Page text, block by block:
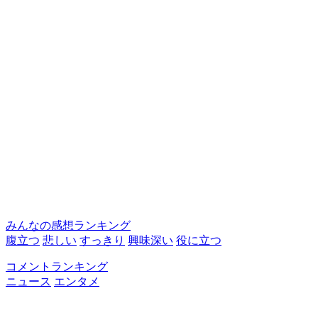
みんなの感想ランキング
腹立つ 悲しい すっきり 興味深い 役に立つ
コメントランキング
ニュース エンタメ